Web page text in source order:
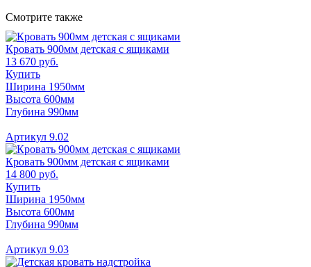
Смотрите также
Кровать 900мм детская с ящиками
13 670 руб.
Купить
Ширина 1950мм
Высота 600мм
Глубина 990мм
Артикул 9.02
Кровать 900мм детская с ящиками
14 800 руб.
Купить
Ширина 1950мм
Высота 600мм
Глубина 990мм
Артикул 9.03